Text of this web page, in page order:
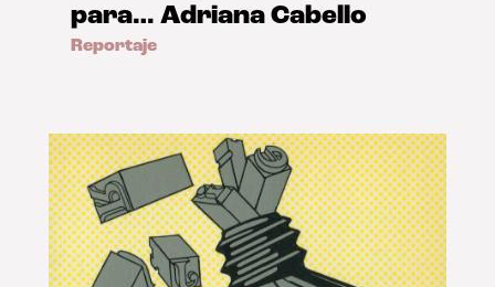
para… Adriana Cabello
Reportaje